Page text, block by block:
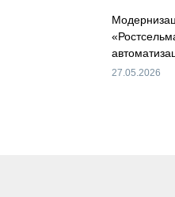
27.05.2026